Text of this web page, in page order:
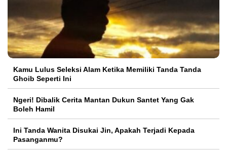
Kamu Lulus Seleksi Alam Ketika Memiliki Tanda Tanda
Ghoib Seperti Ini
Ngeri! Dibalik Cerita Mantan Dukun Santet Yang Gak
Boleh Hamil
Ini Tanda Wanita Disukai Jin, Apakah Terjadi Kepada
Pasanganmu?